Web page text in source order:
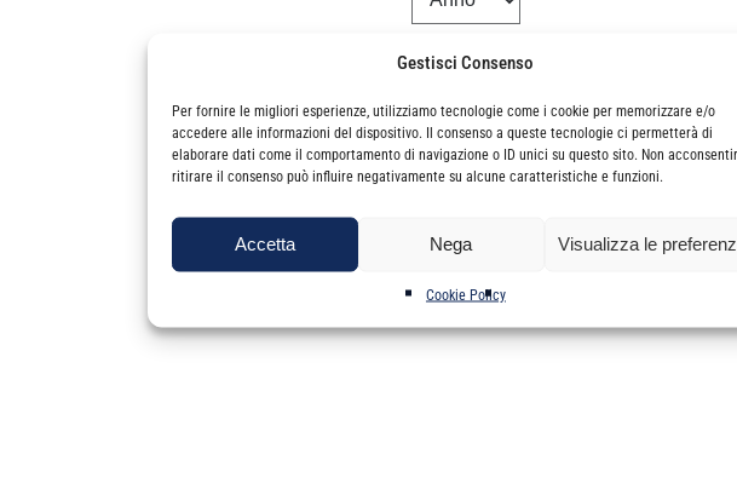
Gestisci Consenso
Per fornire le migliori esperienze, utilizziamo tecnologie come i cookie per memorizzare e/o
accedere alle informazioni del dispositivo. Il consenso a queste tecnologie ci permetterà di
elaborare dati come il comportamento di navigazione o ID unici su questo sito. Non
ritirare il consenso può influire negativamente su alcune caratteristiche e funzioni.
Accetta Nega Visualizza le
Cookie Policy